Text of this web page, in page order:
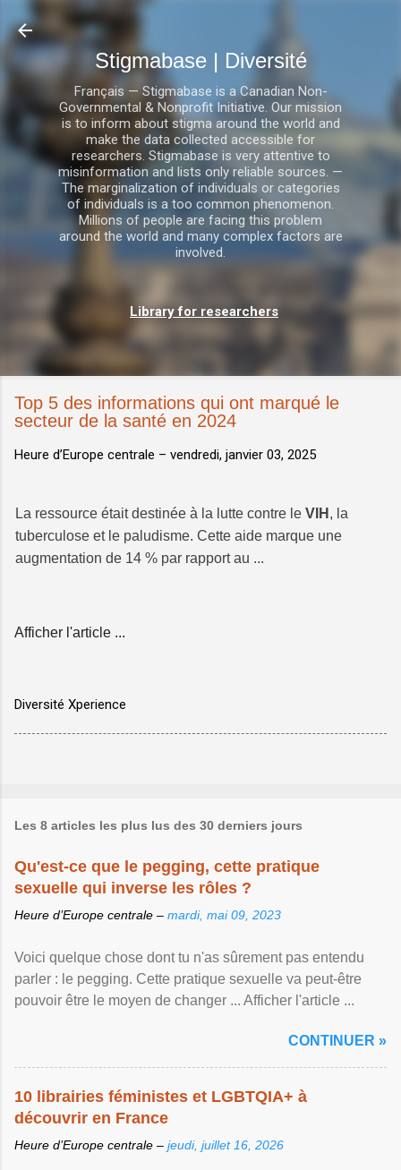
Stigmabase | Diversité
Français — Stigmabase is a Canadian Non-
Governmental & Nonprofit Initiative. Our mission
is to inform about stigma around the world and
make the data collected accessible for
researchers. Stigmabase is very attentive to
misinformation and lists only reliable sources. —
The marginalization of individuals or categories
of individuals is a too common phenomenon.
Millions of people are facing this problem
around the world and many complex factors are
involved.
Library for researchers
Top 5 des informations qui ont marqué le
secteur de la santé en 2024
Heure d’Europe centrale – vendredi, janvier 03, 2025
La ressource était destinée à la lutte contre le VIH , la
tuberculose et le paludisme. Cette aide marque une
augmentation de 14 % par rapport au ...
Afficher l'article ...
Diversité Xperience
Les 8 articles les plus lus des 30 derniers jours
Qu'est-ce que le pegging, cette pratique
sexuelle qui inverse les rôles ?
Heure d’Europe centrale – mardi, mai 09, 2023
Voici quelque chose dont tu n'as sûrement pas entendu
parler : le pegging. Cette pratique sexuelle va peut-être
pouvoir être le moyen de changer ... Afficher l'article ...
CONTINUER »
10 librairies féministes et LGBTQIA+ à
découvrir en France
Heure d’Europe centrale – jeudi, juillet 16, 2026